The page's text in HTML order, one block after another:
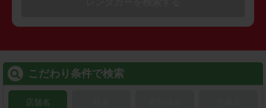
こだわり条件で検索
店舗名